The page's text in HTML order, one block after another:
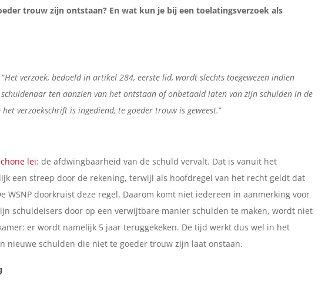
trouw zijn ontstaan? En wat kun je bij een toelatingsverzoek als
Het verzoek, bedoeld in artikel 284, eerste lid, wordt slechts toegewezen indien
ten aanzien van het ontstaan of onbetaald laten van zijn schulden in de
verzoekschrift is ingediend, te goeder trouw is geweest.”
lei: de afdwingbaarheid van de schuld vervalt. Dat is vanuit het
een streep door de rekening, terwijl als hoofdregel van het recht geldt dat
WSNP doorkruist deze regel. Daarom komt niet iedereen in aanmerking voor
schuldeisers door op een verwijtbare manier schulden te maken, wordt niet
er wordt namelijk 5 jaar teruggekeken. De tijd werkt dus wel in het
nieuwe schulden die niet te goeder trouw zijn laat onstaan.